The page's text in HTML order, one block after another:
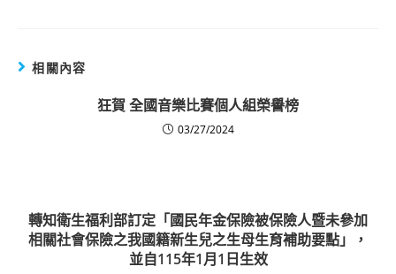
相關內容
狂賀 全國音樂比賽個人組榮譽榜
03/27/2024
轉知衛生福利部訂定「國民年金保險被保險人暨未參加
相關社會保險之我國籍新生兒之生母生育補助要點」，
並自115年1月1日生效